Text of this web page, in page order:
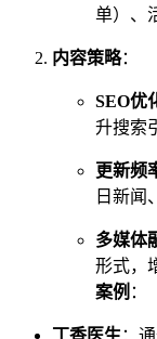
单）、
内容策略：
SEO优
升搜索
更新频
日新闻
多媒体
形式，
案例 ：